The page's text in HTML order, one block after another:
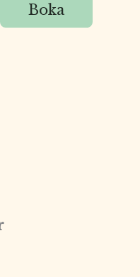
Boka